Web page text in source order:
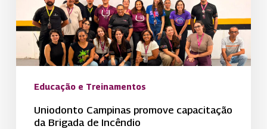
Incêndio
Educação e Treinamentos
Uniodonto Campinas promove capacitação
da Brigada de Incêndio